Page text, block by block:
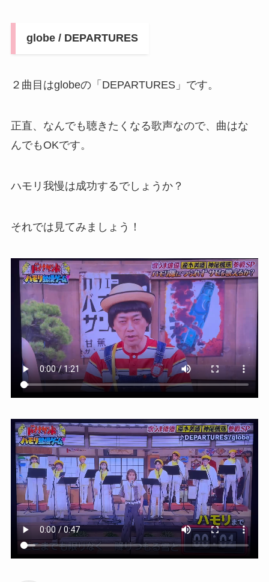
globe / DEPARTURES
２曲目はglobeの「DEPARTURES」です。
正直、なんでも聴きたくなる歌声なので、曲はな
んでもOKです。
ハモリ我慢は成功するでしょうか？
それでは見てみましょう！